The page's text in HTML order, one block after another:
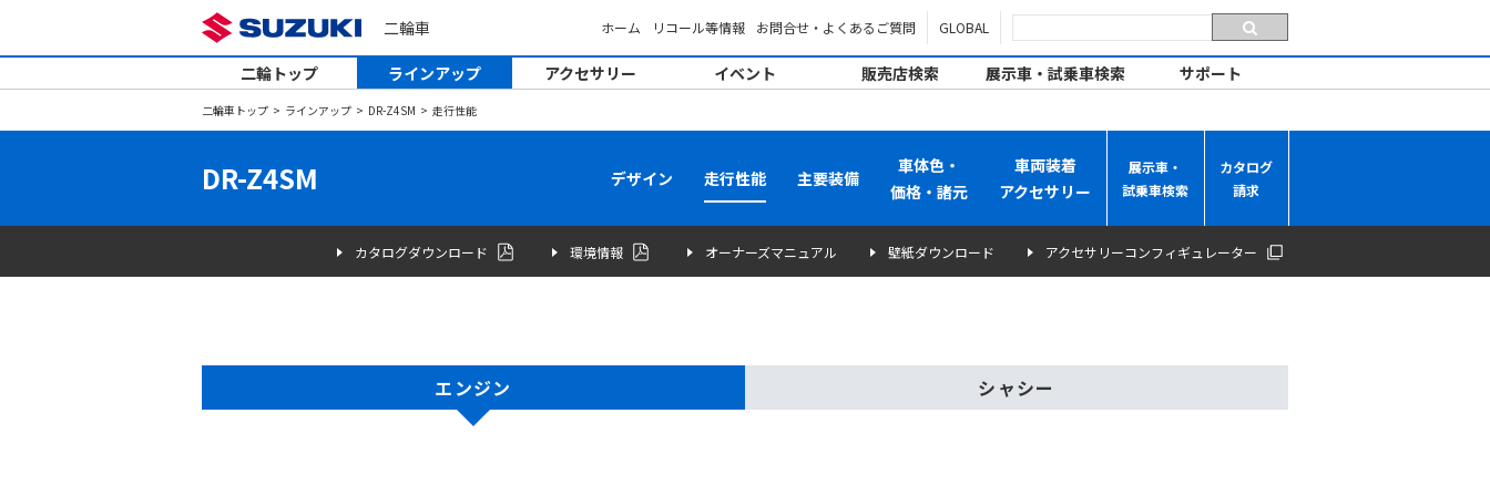
二輪車 ホーム リコール等情報 お問合せ・よくあるご質問 GLOBAL
二輪トップ ラインアップ アクセサリー イベント 販売店検索 展示車・試乗車検索 サポート
二輪車トップ ラインアップ DR-Z4SM 走行性能
DR-Z4SM デザイン 走行性能 主要装備
車体色・
価格・諸元
車両装着
アクセサリー
展示車・
試乗車検索
カタログ
請求
カタログダウンロード 環境情報 オーナーズマニュアル 壁紙ダウンロード アクセサリーコンフィギュレーター
エンジン シャシー